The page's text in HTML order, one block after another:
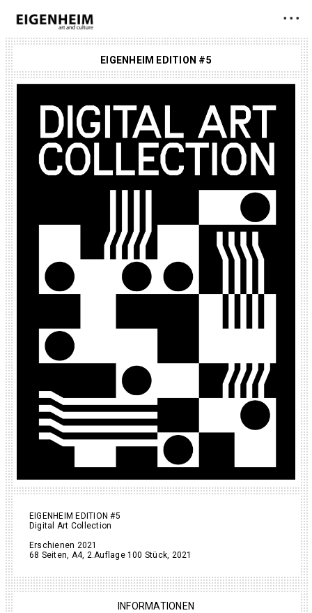
• • •
EIGENHEIM EDITION #5
EIGENHEIM EDITION #5
Digital Art Collection
Erschienen 2021
68 Seiten, A4, 2.Auflage 100 Stück, 2021
INFORMATIONEN